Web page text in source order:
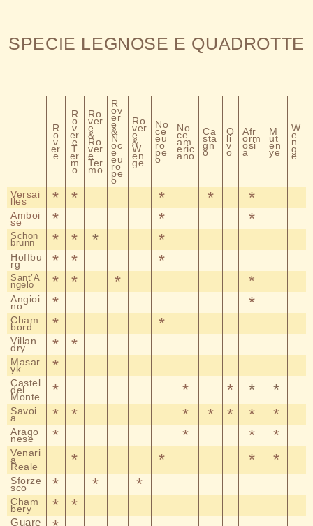
SPECIE LEGNOSE E QUADROTTE
R
o
v
er
e
R
o
v
er
e
T
er
m
o
Ro
ver
e
&
Ro
ver
e
Ter
mo
R
ov
er
e
&
N
oc
e
eu
ro
pe
o
Ro
ver
e
&
W
en
ge
No
ce
eu
ro
pe
o
No
ce
am
eric
ano
Ca
sta
gn
o
O
li
v
o
Afr
orm
osi
a
M
ut
en
ye
W
e
n
g
e
Versai
lles * * * * *
Amboi
se * * *
Schon
brunn * * * *
Hoffbu
rg * * *
Sant’A
ngelo * * * *
Angioi
no * *
Cham
bord * *
Villan
dry * *
Masar
yk *
Castel
del
Monte * * * * *
Savoi
a * * * * * * *
Arago
nese * * * *
Venari
a
Reale * * * *
Sforze
sco * * *
Cham
bery * *
Guare